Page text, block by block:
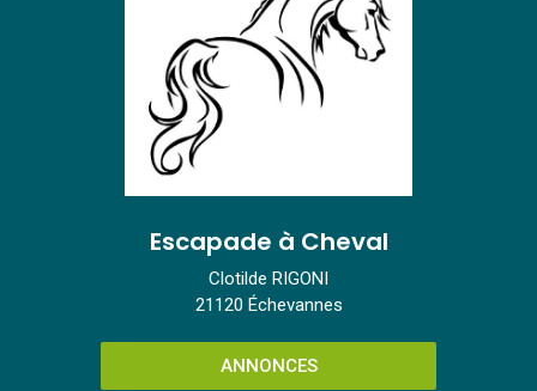
Escapade à Cheval
Clotilde RIGONI
21120 Échevannes
ANNONCES